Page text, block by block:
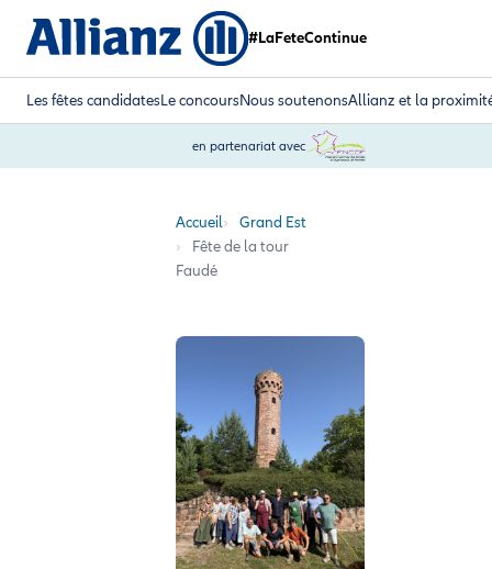
#LaFeteContinue
Les fêtes candidatesLe concoursNous soutenonsAllianz et la
en partenariat avec
Accueil
Grand Est
Fête de la tour
Faudé